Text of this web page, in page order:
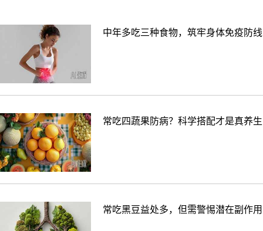
中年多吃三种食物，筑牢身体免疫防线
常吃四蔬果防病？科学搭配才是真养生
常吃黑豆益处多，但需警惕潜在副作用